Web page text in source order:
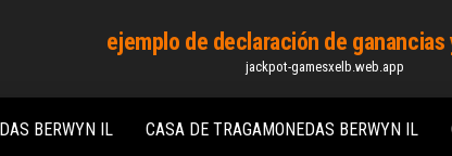
ejemplo de declaración de ganancias
jackpot-gamesxelb.web.app
BERWYN IL CASA DE TRAGAMONEDAS BERWYN IL